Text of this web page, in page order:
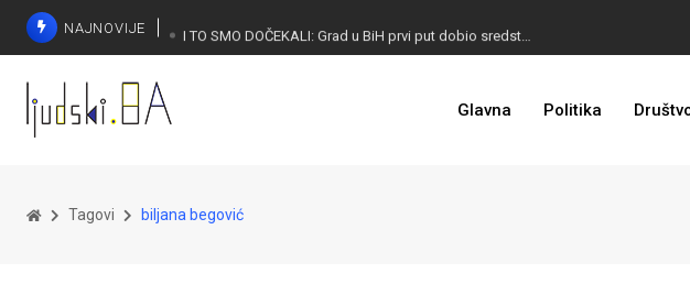
NAJNOVIJE
Glavna Politika
Tagovi biljana begović